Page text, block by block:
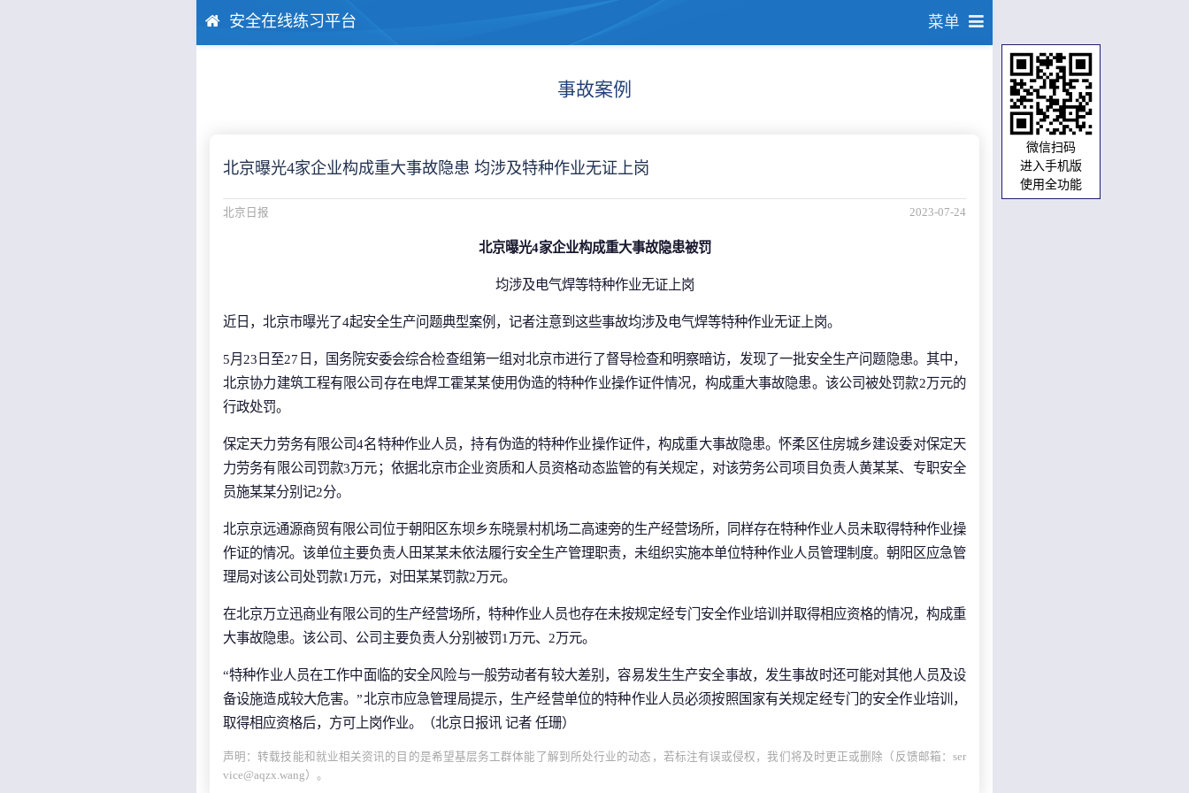
安全在线练习平台 菜单
微信扫码
进入手机版
使用全功能
事故案例
北京曝光4家企业构成重大事故隐患 均涉及特种作业无证上岗
北京日报 2023-07-24
北京曝光4家企业构成重大事故隐患被罚
均涉及电气焊等特种作业无证上岗
近日，北京市曝光了4起安全生产问题典型案例，记者注意到这些事故均涉及电气焊等特种作业无证上岗。
5月23日至27日，国务院安委会综合检查组第一组对北京市进行了督导检查和明察暗访，发现了一批安全生产问题隐患。其中，
北京协力建筑工程有限公司存在电焊工霍某某使用伪造的特种作业操作证件情况，构成重大事故隐患。该公司被处罚款2万元的
行政处罚。
保定天力劳务有限公司4名特种作业人员，持有伪造的特种作业操作证件，构成重大事故隐患。怀柔区住房城乡建设委对保定天
力劳务有限公司罚款3万元；依据北京市企业资质和人员资格动态监管的有关规定，对该劳务公司项目负责人黄某某、专职安全
员施某某分别记2分。
北京京远通源商贸有限公司位于朝阳区东坝乡东晓景村机场二高速旁的生产经营场所，同样存在特种作业人员未取得特种作业操
作证的情况。该单位主要负责人田某某未依法履行安全生产管理职责，未组织实施本单位特种作业人员管理制度。朝阳区应急管
理局对该公司处罚款1万元，对田某某罚款2万元。
在北京万立迅商业有限公司的生产经营场所，特种作业人员也存在未按规定经专门安全作业培训并取得相应资格的情况，构成重
大事故隐患。该公司、公司主要负责人分别被罚1万元、2万元。
“特种作业人员在工作中面临的安全风险与一般劳动者有较大差别，容易发生生产安全事故，发生事故时还可能对其他人员及设
备设施造成较大危害。”北京市应急管理局提示，生产经营单位的特种作业人员必须按照国家有关规定经专门的安全作业培训，
取得相应资格后，方可上岗作业。（北京日报讯 记者 任珊）
声明：转载技能和就业相关资讯的目的是希望基层务工群体能了解到所处行业的动态，若标注有误或侵权，我们将及时更正或删除（反馈邮箱：ser
vice@aqzx.wang）。